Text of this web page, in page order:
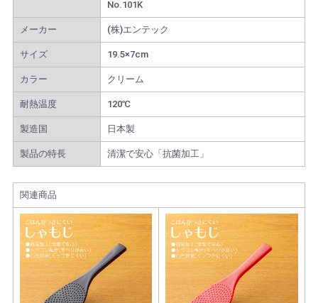
No.101K
メーカー (株)エンテック
サイズ 19.5×7cm
カラー クリーム
耐熱温度 120℃
製造国 日本製
製品の特長 清潔で安心「抗菌加工」
関連商品